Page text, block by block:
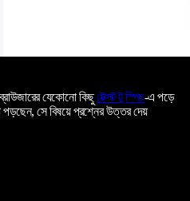
যেকোনো কিছুটেক্সট টু স্পিচ-এ পড়ে
সে বিষয়ে প্রশ্নের উত্তর দেয়